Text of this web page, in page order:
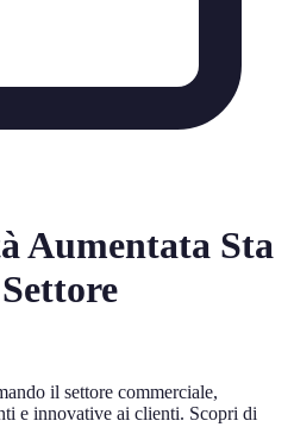
Aumentata Sta
il settore commerciale,
e innovative ai clienti. Scopri di